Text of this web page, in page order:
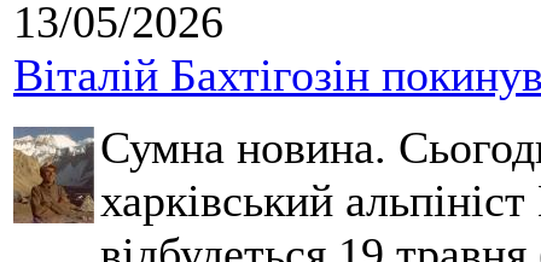
13/05/2026
Віталій Бахтігозін
Сумна новина.
харківський